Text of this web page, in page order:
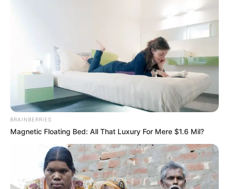
BRAINBERRIES
Magnetic Floating Bed: All That Luxury For Mere $1.6 Mil?